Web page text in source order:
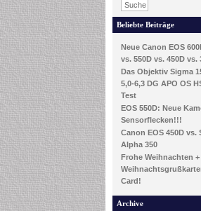
Beliebte Beiträge
Neue Canon EOS
vs. 550D vs. 450D vs.
Das Objektiv Sigma
5,0-6,3 DG APO OS
Test
EOS 550D: Neue
Sensorflecken!!!
Canon EOS 450D vs.
Alpha 350
Frohe Weihnachten +
Card!
Archive